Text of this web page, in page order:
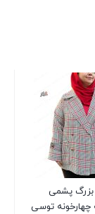
بزرگ پشمی
چهارخونه توسی